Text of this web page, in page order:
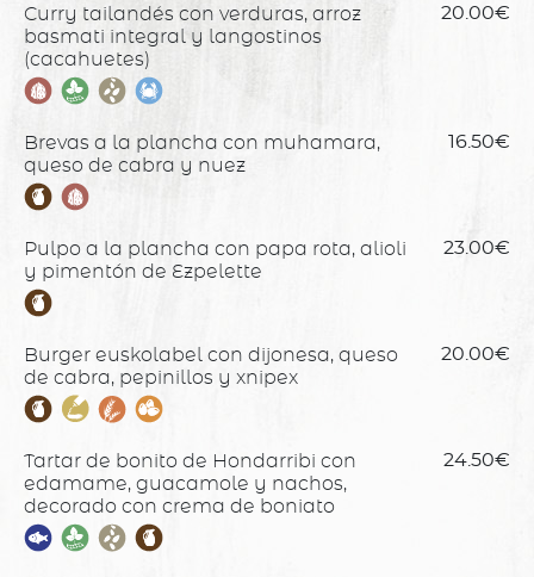
Curry tailandés con verduras, arroz
basmati integral y langostinos
(cacahuetes)
20.00€
Brevas a la plancha con muhamara,
queso de cabra y nuez
16.50€
Pulpo a la plancha con papa rota, alioli
y pimentón de Ezpelette
23.00€
Burger euskolabel con dijonesa, queso
de cabra, pepinillos y xnipex
20.00€
Tartar de bonito de Hondarribi con
edamame, guacamole y nachos,
decorado con crema de boniato
24.50€